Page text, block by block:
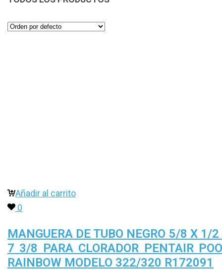
Añadir al carrito
0
MANGUERA DE TUBO NEGRO 5/8 X 1/2
7 3/8 PARA CLORADOR PENTAIR
RAINBOW MODELO 322/320 R172091